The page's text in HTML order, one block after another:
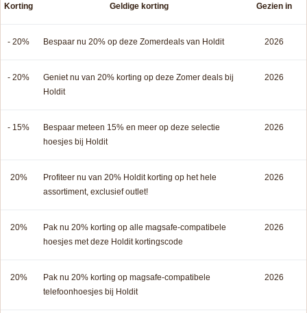
Korting Geldige korting Gezien in
- 20% Bespaar nu 20% op deze Zomerdeals van Holdit 2026
- 20%
Geniet nu van 20% korting op deze Zomer deals bij
Holdit
2026
- 15%
Bespaar meteen 15% en meer op deze selectie
hoesjes bij Holdit
2026
20%
Profiteer nu van 20% Holdit korting op het hele
assortiment, exclusief outlet!
2026
20%
Pak nu 20% korting op alle magsafe-compatibele
hoesjes met deze Holdit kortingscode
2026
20%
Pak nu 20% korting op magsafe-compatibele
telefoonhoesjes bij Holdit
2026